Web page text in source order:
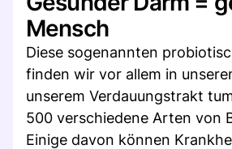
Mensch
Diese sogenannten
finden wir vor allem in
unserem Verdauungstrakt
500 verschiedene Arten von
Einige davon können